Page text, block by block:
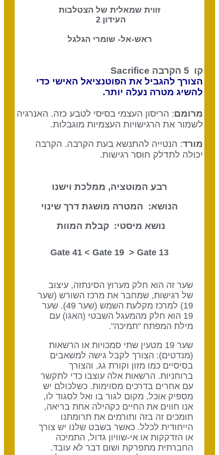
זווית שמאלית של הצטלבות
העידון 2
ראש-אל- שומרי הגלגל
קו 5
הקרבה Sacrifice
הצורך להגביל את הפוטנציאל האישי כדי
להשיג מטרה נעלה יותר.
מרומם: הריסון העצמי בסיסי לטבע כזה. האנרגיה
לשמור את הרגישויות העצמיות מוגבלות.
מורד: הנטייה להתנשא בעת הקרבה. הקרבה
יכולה לתדלק חוסר רגישות.
רבע המוטציה, ממלכת וישנו
הנושא: המטרה מושגת דרך שינוי
נושא מיסטי: קבלת המוות
13 Gate 41 <
Gate 19 > Gate
שער זה הוא חלק מערוץ הסינתזה, עיצוב
של רגישות, שמחבר את מרכז השורש (שער
19) למרכז מקלעת השמש (שער 49). שער
19 הוא חלק מהמעגל השבטי (האגו) עם
מילת המפתח "תמיכה".
שער 19 מטעין שתי סמכויות או הרשאות
(מנדטים): הצורך לקבל גישה למשאבים
בסיסיים כמו מזון וקורת גג, והצורך
ברוחניות. הרשאות אלה עוצבו כדי לתקשר
עם אחרים בדרכים מסוימות. כשלכולם יש
מספיק אוכל, מקום לגור בו ואל לסגוד לו,
אנו חווים את החיים כקהילה אחת בריאה,
תומכים זה בזה ותורמים את תרומתנו
הייחודית לכלל. כאשר בשבט שלנו יש צורך
או הזדקקות או אי-שוויון גדול, התמיכה
החברתית מתפרקת ושום דבר לא עובד.